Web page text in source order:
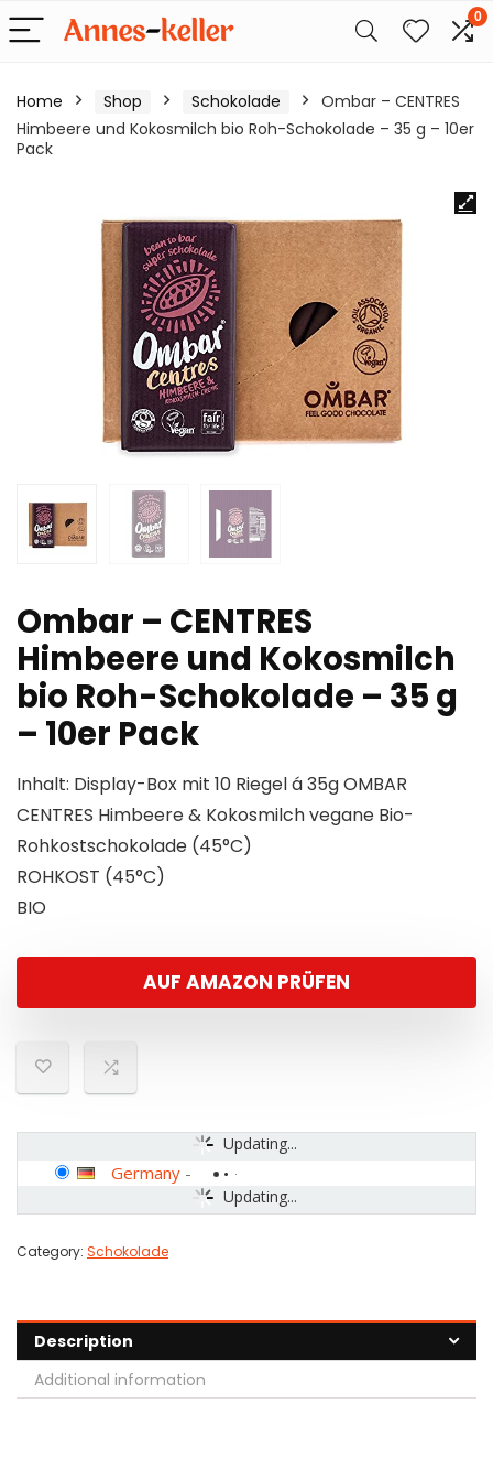
0
Home Shop Schokolade
Ombar – CENTRES
Himbeere und Kokosmilch bio Roh-Schokolade – 35 g – 10er
Pack
Ombar – CENTRES
Himbeere und Kokosmilch
bio Roh-Schokolade – 35 g
– 10er Pack
Inhalt: Display-Box mit 10 Riegel á 35g OMBAR
CENTRES Himbeere & Kokosmilch vegane Bio-
Rohkostschokolade (45°C)
ROHKOST (45°C)
BIO
AUF AMAZON PRÜFEN
Updating...
Updating...
Germany -
Category: Schokolade
Description
Additional information